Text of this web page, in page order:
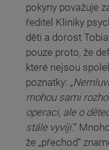
pokyny považuje
ředitel Kliniky
děti a dorost
pouze proto, že
které nejsou
poznatky: „
mohou sami
operaci, ale o
stále vyvíjí.“
že „přechod“